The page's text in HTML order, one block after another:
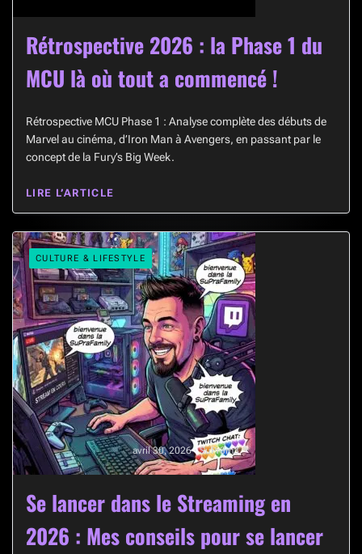
Rétrospective 2026 : la Phase 1 du
MCU là où tout a commencé !
Rétrospective MCU Phase 1 : Analyse complète des débuts de
Marvel au cinéma, d’Iron Man à Avengers, en passant par le
concept de la Fury’s Big Week.
LIRE L’ARTICLE
CULTURE & LIFESTYLE
avril 30, 2026 · SuPr3m3
Se lancer dans le Streaming en
2026 : Mes conseils pour se lancer